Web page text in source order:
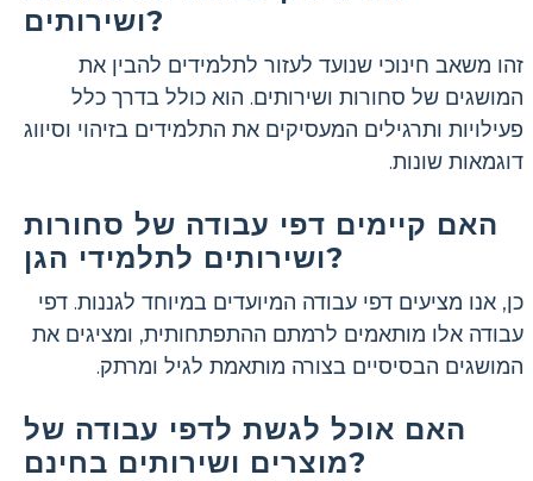
ושירותים?
זהו משאב חינוכי שנועד לעזור לתלמידים להבין את
המושגים של סחורות ושירותים. הוא כולל בדרך כלל
פעילויות ותרגילים המעסיקים את התלמידים בזיהוי וסיווג
דוגמאות שונות.
האם קיימים דפי עבודה של סחורות
ושירותים לתלמידי הגן?
כן, אנו מציעים דפי עבודה המיועדים במיוחד לגננות. דפי
עבודה אלו מותאמים לרמתם ההתפתחותית, ומציגים את
המושגים הבסיסיים בצורה מותאמת לגיל ומרתק.
האם אוכל לגשת לדפי עבודה של
מוצרים ושירותים בחינם?